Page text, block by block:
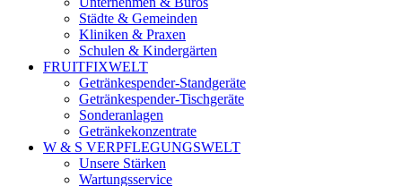
Städte & Gemeinden
Kliniken & Praxen
Schulen & Kindergärten
FRUITFIXWELT
Getränkespender-Standgeräte
Getränkespender-Tischgeräte
Sonderanlagen
Getränkekonzentrate
W & S VERPFLEGUNGSWELT
Unsere Stärken
Wartungsservice